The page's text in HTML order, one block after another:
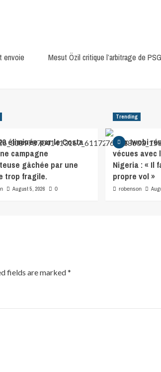
envoie
Mesut Özil critique l’arbitrage de
éliminée par le Costa
campagne
gâchée par une
trop fragile.
August 5, 2026 0
Trending
Alex Iwobi
vécues avec
Nigeria : « Il
propre vol »
robenson
fields are marked*